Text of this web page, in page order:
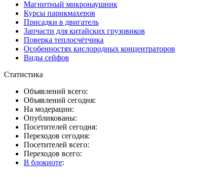
Магнитный микронаушник
Курсы парикмахеров
Присадки в двигатель
Запчасти для китайских грузовиков
Поверка теплосчётчика
Особенностях кислородных концентраторов
Виды сейфов
Статистика
Объявлений всего:
Объявлений сегодня:
На модерации:
Опубликованы:
Посетителей сегодня:
Переходов сегодня:
Посетителей всего:
Переходов всего:
В блокноте: